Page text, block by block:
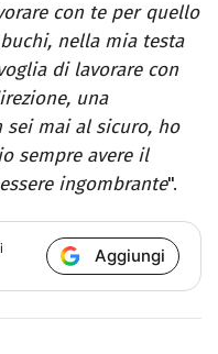
con te per quello
nella mia testa
di lavorare con
una
sei mai al sicuro, ho
sempre avere il
ingombrante".
Aggiungi